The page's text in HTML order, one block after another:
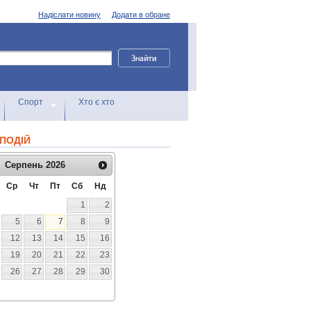
Додати в обране
Надіслати новину
Спорт Хто є хто
Серпень 2026
Ср Чт Пт Сб
Нд
1
2
5 6 7 8
9
12 13 14 15
16
19 20 21 22
23
26 27 28 29
30